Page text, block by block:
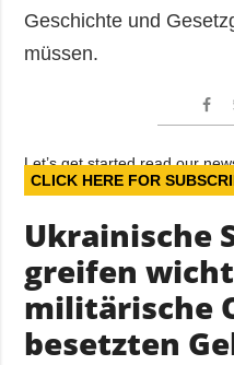
Geschichte und
müssen.
Let’s get started read our
CLICK HERE FOR
Ukrainische
greifen
militärische
besetzten